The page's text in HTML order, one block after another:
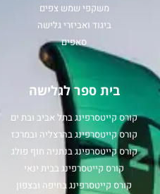
משקפי שמש צפים
ביגוד ואביזרי גלישה
סאפים
בית ספר לגלישה
קורס קייטסרפינג בתל אביב ובת ים
קורס קייטסרפינג בהרצליה ובמרכז
קורס קייטסרפינג בנתניה חוף פולג
קורס קייטסרפינג בבית ינאי
קורס קייטסרפינג בחיפה ובצפון